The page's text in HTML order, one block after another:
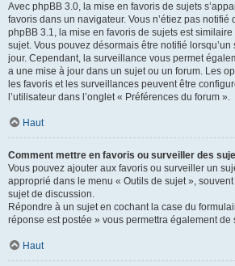
Avec phpBB 3.0, la mise en favoris de sujets
favoris dans un navigateur. Vous n’étiez pas notifié
phpBB 3.1, la mise en favoris de sujets est similaire
sujet. Vous pouvez désormais être notifié
jour. Cependant, la surveillance vous permet
a une mise à jour dans un sujet ou un forum. Les
les favoris et les surveillances peuvent être
l’utilisateur dans l’onglet « Préférences du forum ».
Haut
Comment mettre en favoris ou surveiller des
Vous pouvez ajouter aux favoris ou surveiller un
approprié dans le menu « Outils de sujet »,
sujet de discussion.
Répondre à un sujet en cochant la case du
réponse est postée » vous permettra également de
Haut